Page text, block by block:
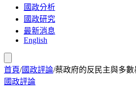
國政分析
國政研究
最新消息
English
首頁/國政評論/蔡政府的反民主與多數
國政評論